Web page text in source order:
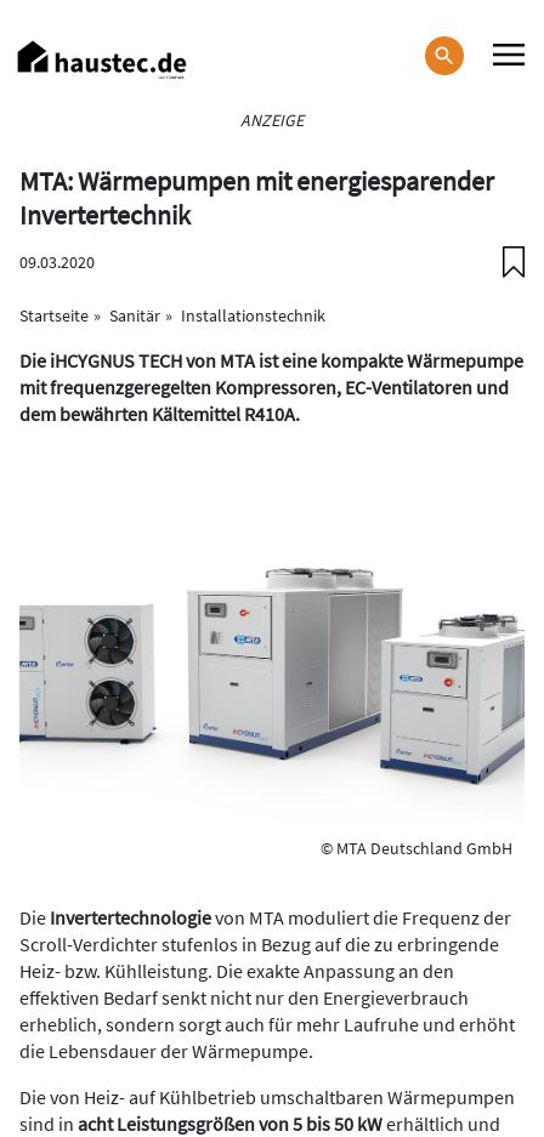
zum
Inhalt
ANZEIGE
MTA: Wärmepumpen mit energiesparender
Invertertechnik
09.03.2020
Startseite Sanitär Installationstechnik
Die iHCYGNUS TECH von MTA ist eine kompakte Wärmepumpe
mit frequenzgeregelten Kompressoren, EC-Ventilatoren und
dem bewährten Kältemittel R410A.
© MTA Deutschland GmbH
Die Invertertechnologievon MTA moduliert die Frequenz der
Scroll-Verdichter stufenlos in Bezug auf die zu erbringende
Heiz- bzw. Kühlleistung. Die exakte Anpassung an den
effektiven Bedarf senkt nicht nur den Energieverbrauch
erheblich, sondern sorgt auch für mehr Laufruhe und erhöht
die Lebensdauer der Wärmepumpe.
Die von Heiz- auf Kühlbetrieb umschaltbaren Wärmepumpen
sind in acht Leistungsgrößen von 5 bis 50 kWerhältlich und